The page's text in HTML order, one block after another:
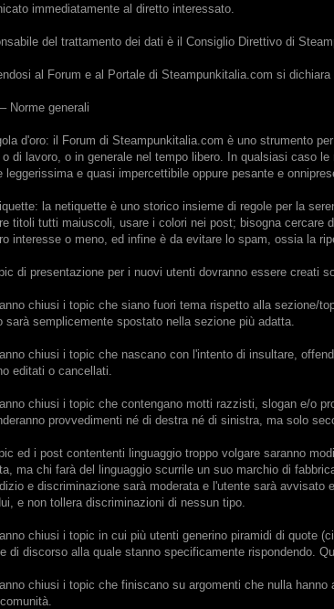
immediatamente al diretto interessato.
del trattamento dei dati è il Consiglio Direttivo di
al Forum e al Portale di Steampunkitalia.com si
Norme generali
d'oro: il Forum di Steampunkitalia.com è uno strumento
di lavoro, o in generale nel tempo libero. In qualsiasi caso
leggerissima e quasi impercettibile oppure pesante e
la netiquette è uno storico insieme di regole per la
titoli tutti maiuscoli, usare i colori nei post; bisogna cercare
interesse o meno, ed infine è da evitare lo spam, ossia la
di presentazione per i nuovi utenti dovranno essere creati
chiusi i topic che siano fuori tema rispetto alla sezione/
sarà semplicemente spostato nella sezione più adatta.
chiusi i topic che nascano con l'intento di insultare,
editati o cancellati.
chiusi i topic che contengano motti razzisti, slogan e/o
provvedimenti né di destra né di sinistra, ma solo
ed i post contententi linguaggio troppo volgare saranno
ma chi farà del linguaggio scurrile un suo marchio di
e discriminazione sarà moderata e l'utente sarà
e non tollera discriminazioni di nessun tipo.
chiusi i topic in cui più utenti generino piramidi di quote
di discorso alla quale stanno specificamente rispondendo.
chiusi i topic che finiscano su argomenti che nulla